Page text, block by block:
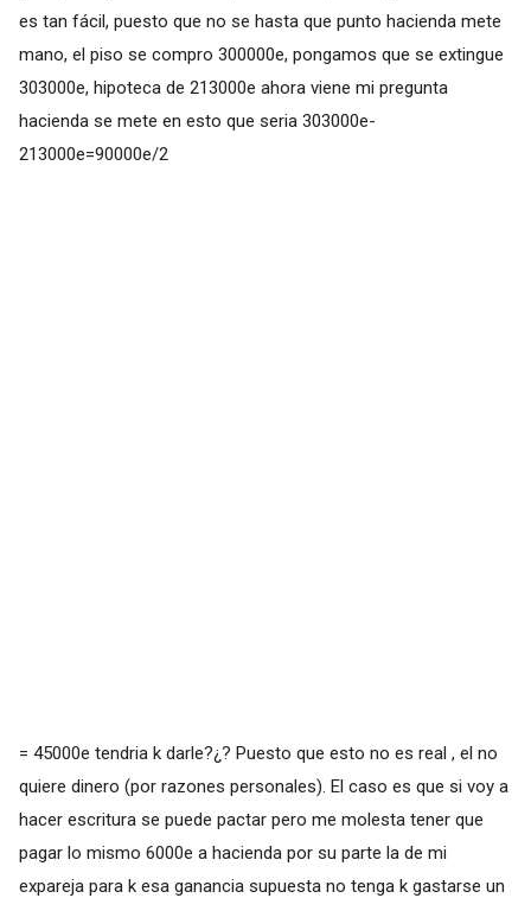
es tan fácil, puesto que no se hasta que punto hacienda mete
mano, el piso se compro 300000e, pongamos que se extingue
303000e, hipoteca de 213000e ahora viene mi pregunta
hacienda se mete en esto que seria 303000e-
213000e=90000e/2
= 45000e tendria k darle?¿? Puesto que esto no es real , el no
quiere dinero (por razones personales). El caso es que si voy a
hacer escritura se puede pactar pero me molesta tener que
pagar lo mismo 6000e a hacienda por su parte la de mi
expareja para k esa ganancia supuesta no tenga k gastarse un